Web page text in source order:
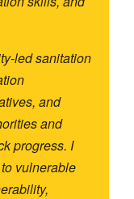
led sanitation
and
and
progress. I
vulnerable